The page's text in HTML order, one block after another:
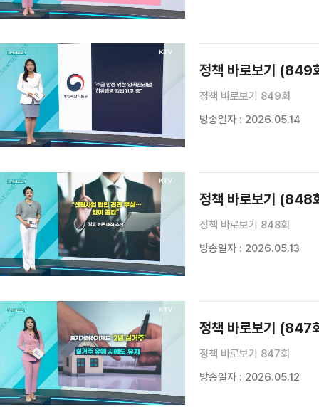
정책 바로보기 (849
정책 바로보기 849회
방송일자 : 2026.05.14
정책 바로보기 (848
정책 바로보기 848회
방송일자 : 2026.05.13
정책 바로보기 (847
정책 바로보기 847회
방송일자 : 2026.05.12